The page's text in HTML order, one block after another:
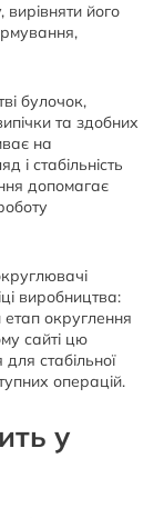
його
булочок,
та здобних
на
і стабільність
допомагає
виробництва:
етап округлення
сайті цю
стабільної
операцій.
у